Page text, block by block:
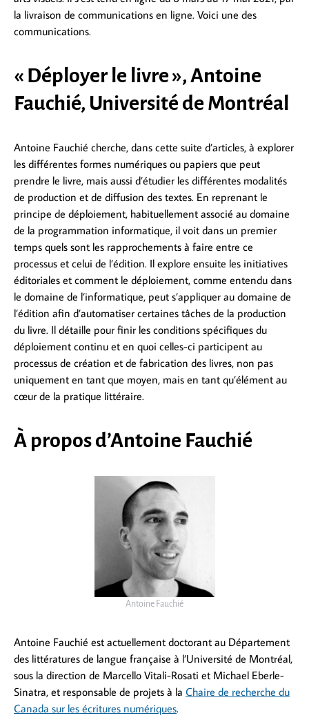
la livraison de communications en ligne. Voici une des
communications.
« Déployer le livre », Antoine
Fauchié, Université de Montréal
Antoine Fauchié cherche, dans cette suite d’articles, à explorer
les différentes formes numériques ou papiers que peut
prendre le livre, mais aussi d’étudier les différentes modalités
de production et de diffusion des textes. En reprenant le
principe de déploiement, habituellement associé au domaine
de la programmation informatique, il voit dans un premier
temps quels sont les rapprochements à faire entre ce
processus et celui de l’édition. Il explore ensuite les initiatives
éditoriales et comment le déploiement, comme entendu dans
le domaine de l’informatique, peut s’appliquer au domaine de
l’édition afin d’automatiser certaines tâches de la production
du livre. Il détaille pour finir les conditions spécifiques du
déploiement continu et en quoi celles-ci participent au
processus de création et de fabrication des livres, non pas
uniquement en tant que moyen, mais en tant qu’élément au
cœur de la pratique littéraire.
À propos d’Antoine Fauchié
Antoine Fauchié
Antoine Fauchié est actuellement doctorant au Département
des littératures de langue française à l’Université de Montréal,
sous la direction de Marcello Vitali-Rosati et Michael Eberle-
Sinatra, et responsable de projets à la Chaire de recherche du
Canada sur les écritures numériques.